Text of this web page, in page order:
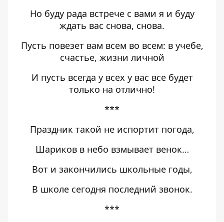
Но буду рада встрече с вами я и буду
ждать вас снова, снова.
Пусть повезет вам всем во всем: в учебе,
счастье, жизни личной
И пусть всегда у всех у вас все будет
только на отлично!
***
Праздник такой не испортит погода,
Шариков в небо взмывает венок…
Вот и закончились школьные годы,
В школе сегодня последний звонок.
***